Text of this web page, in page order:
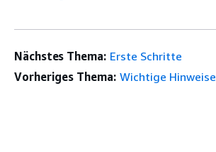
Nächstes Thema: Erste Schritte
Vorheriges Thema: Wichtige Hinweise